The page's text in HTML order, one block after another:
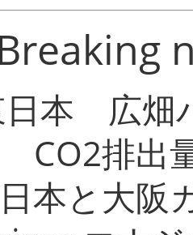
本 広畑
CO2排出
本と大阪